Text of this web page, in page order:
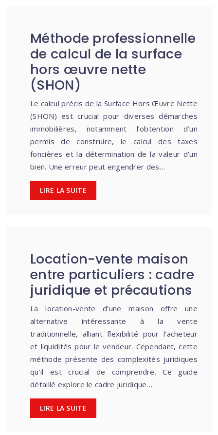
Méthode professionnelle
de calcul de la surface
hors œuvre nette
(SHON)
Le calcul précis de la Surface Hors Œuvre Nette
(SHON) est crucial pour diverses démarches
immobilières, notamment l’obtention d’un
permis de construire, le calcul des taxes
foncières et la détermination de la valeur d’un
bien. Une erreur peut engendrer des…
LIRE LA SUITE
Location-vente maison
entre particuliers : cadre
juridique et précautions
La location-vente d’une maison offre une
alternative intéressante à la vente
traditionnelle, alliant flexibilité pour l’acheteur
et liquidités pour le vendeur. Cependant, cette
méthode présente des complexités juridiques
qu’il est crucial de comprendre. Ce guide
détaillé explore le cadre juridique…
LIRE LA SUITE